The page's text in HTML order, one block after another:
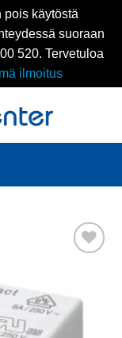
pois käytöstä
suoraan
520. Tervetuloa
ilmoitus